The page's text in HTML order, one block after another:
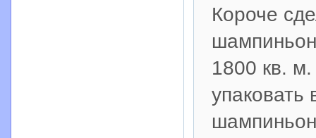
Короче
1800 кв.
упаковать